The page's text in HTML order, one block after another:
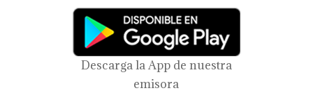
Descarga la App de nuestra
emisora